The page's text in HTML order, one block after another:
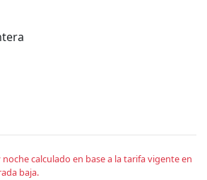
calculado en base a la tarifa vigente en
baja.